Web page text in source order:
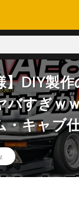
】DIY製
バすぎｗ
・キャブ